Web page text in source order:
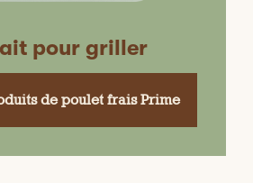
pour griller
de poulet frais Prime